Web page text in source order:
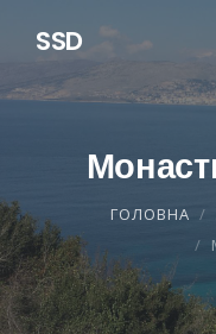
SSD
ГОЛОВНА